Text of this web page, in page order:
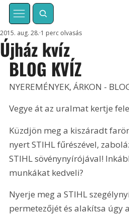
Újház kvíz
2015. aug. 28. 1 perc olvasás
BLOG KVÍZ
NYEREMÉNYEK, ÁRKON -
Vegye át az uralmat kertje
Küzdjön meg a kiszáradt
nyert STIHL fűrészével,
STIHL sövénynyírójával!
munkákat kedveli?
Nyerje meg a STIHL
permetezőjét és alakítsa úgy